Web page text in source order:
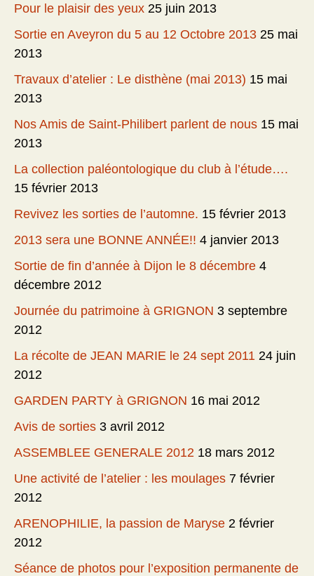
Pour le plaisir des yeux 25 juin 2013
Sortie en Aveyron du 5 au 12 Octobre 2013 25 mai
2013
Travaux d’atelier : Le disthène (mai 2013) 15 mai
2013
Nos Amis de Saint-Philibert parlent de nous 15 mai
2013
La collection paléontologique du club à l’étude….
15 février 2013
Revivez les sorties de l’automne. 15 février 2013
2013 sera une BONNE ANNÉE!! 4 janvier 2013
Sortie de fin d’année à Dijon le 8 décembre 4
décembre 2012
Journée du patrimoine à GRIGNON 3 septembre
2012
La récolte de JEAN MARIE le 24 sept 2011 24 juin
2012
GARDEN PARTY à GRIGNON 16 mai 2012
Avis de sorties 3 avril 2012
ASSEMBLEE GENERALE 2012 18 mars 2012
Une activité de l’atelier : les moulages 7 février
2012
ARENOPHILIE, la passion de Maryse 2 février
2012
Séance de photos pour l’exposition permanente de